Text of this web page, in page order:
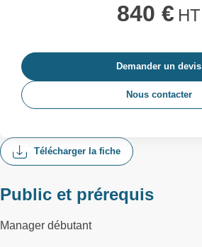
Télécharger la fiche
Public et prérequis
Manager débutant
840 € HT
Demander un devis
Nous contacter